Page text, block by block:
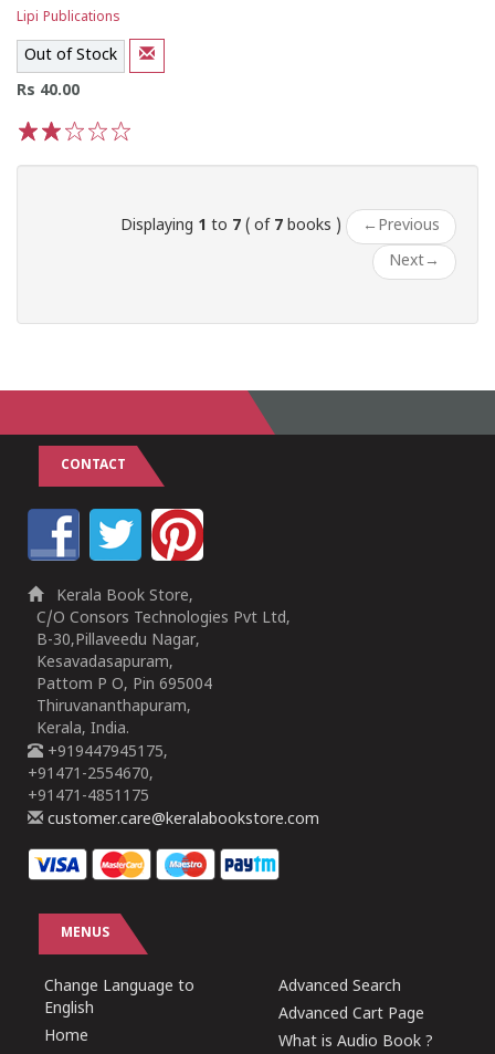
Lipi Publications
Out of Stock
Rs 40.00
Displaying 1 to 7 ( of 7 books ) ← Previous
Next→
CONTACT
Kerala Book Store,
C/O Consors Technologies Pvt Ltd,
B-30,Pillaveedu Nagar,
Kesavadasapuram,
Pattom P O, Pin 695004
Thiruvananthapuram,
Kerala, India.
+919447945175,
+91471-2554670,
+91471-4851175
customer.care@keralabookstore.com
MENUS
Change Language to
English
Home
Advanced Search
Advanced Cart Page
What is Audio Book ?